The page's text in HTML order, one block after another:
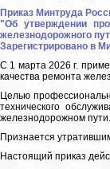
Приказ Минтруда
"Об утверждении
железнодорожного
Зарегистрировано в
С 1 марта 2026 г.
качества ремонта
Целью
технического
железнодорожном пути.
Признается
Настоящий приказ